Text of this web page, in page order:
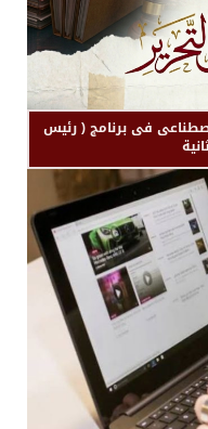
فى برنامج ( رئيس